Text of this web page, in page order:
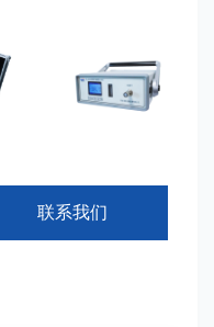
联系我们